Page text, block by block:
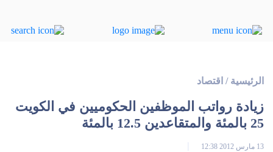
الرئيسية / اقتصاد
زيادة رواتب الموظفين الحكوميين في الكويت
25 بالمئة والمتقاعدين 12.5 بالمئة
13 مارس 2012 12:38